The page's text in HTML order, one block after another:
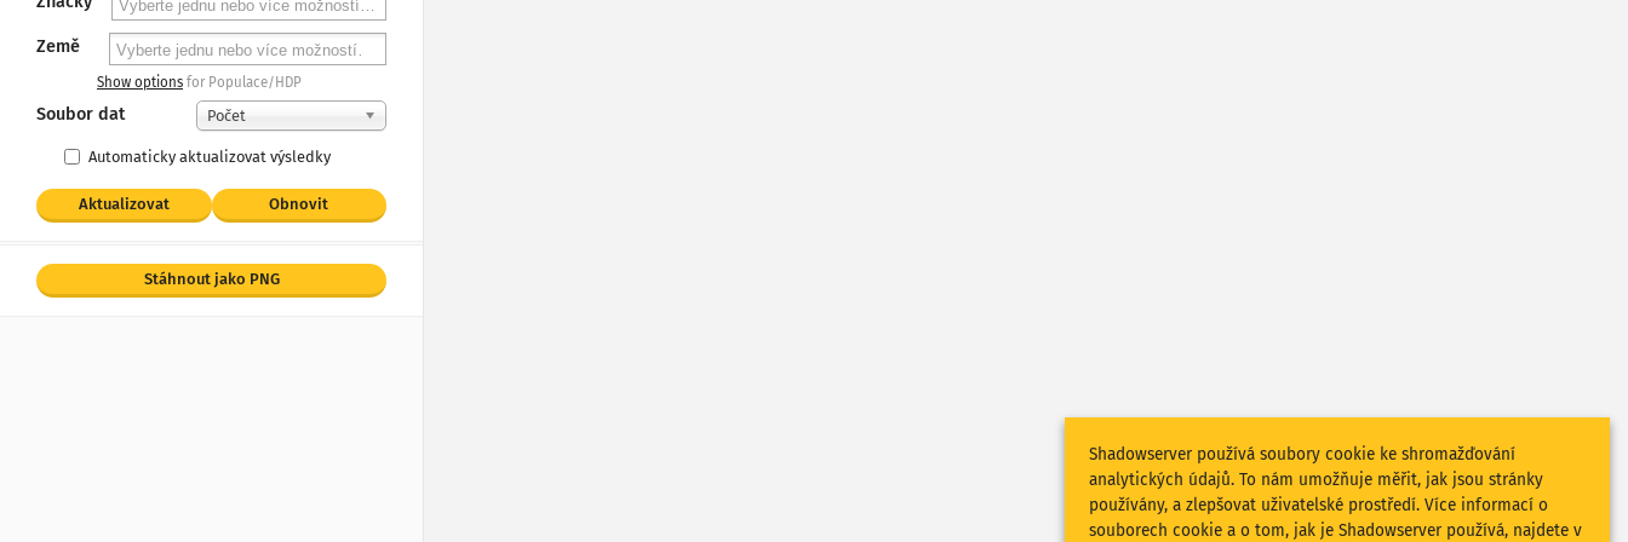
Země
Show options for Populace/HDP
Soubor dat Počet
Automaticky aktualizovat výsledky
Aktualizovat Obnovit
Stáhnout jako PNG
Shadowserver používá soubory cookie ke shromažďování
analytických údajů. To nám umožňuje měřit, jak jsou stránky
používány, a zlepšovat uživatelské prostředí. Více informací o
souborech cookie a o tom, jak je Shadowserver používá, najdete v